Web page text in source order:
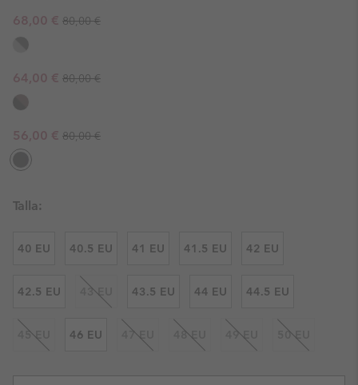
Sale price:
68,00 € Regular price:
80,00 €
Sale price:
64,00 € Regular price:
80,00 €
Sale price:
56,00 € Regular price:
80,00 €
Talla:
40 EU 40.5 EU 41 EU 41.5 EU 42 EU
42.5 EU 43 EU 43.5 EU 44 EU 44.5 EU
45 EU 46 EU 47 EU 48 EU 49 EU 50 EU